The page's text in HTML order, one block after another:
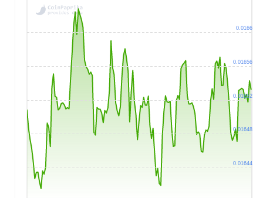
0.01644
0.01648
0.01652
0.01656
0.0166